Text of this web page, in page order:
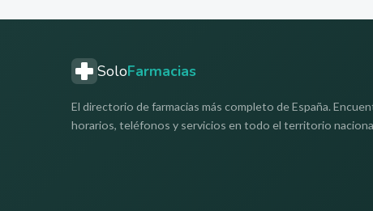
SoloFarmacias
El directorio de farmacias más completo de España.
horarios, teléfonos y servicios en todo el territorio